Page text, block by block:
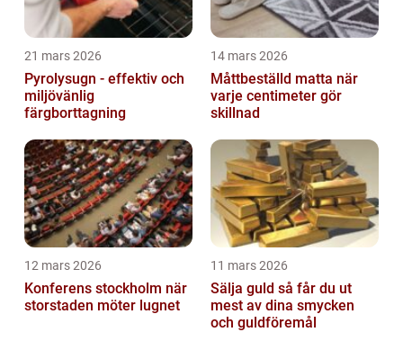
21 mars 2026
Pyrolysugn - effektiv och
miljövänlig
färgborttagning
14 mars 2026
Måttbeställd matta när
varje centimeter gör
skillnad
12 mars 2026
Konferens stockholm när
storstaden möter lugnet
11 mars 2026
Sälja guld så får du ut
mest av dina smycken
och guldföremål